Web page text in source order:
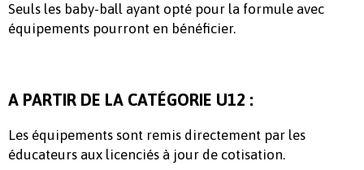
Seuls les baby-ball ayant opté pour la formule avec
équipements pourront en bénéficier.
A PARTIR DE LA CATÉGORIE U12 :
Les équipements sont remis directement par les
éducateurs aux licenciés à jour de cotisation.